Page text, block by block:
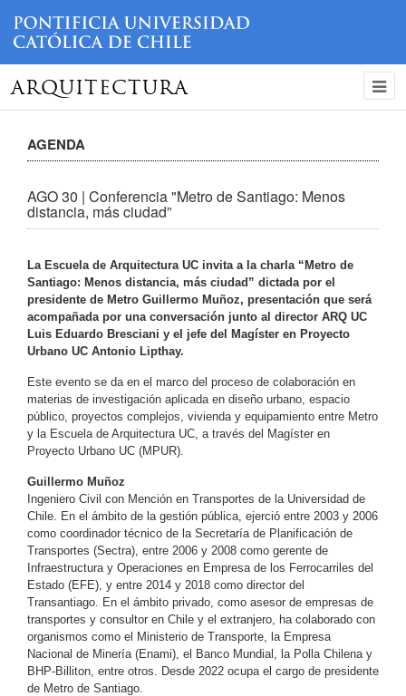
ARQUITECTURA
AGENDA
AGO 30 | Conferencia "Metro de Santiago: Menos
distancia, más ciudad”
La Escuela de Arquitectura UC invita a la charla “Metro de
Santiago: Menos distancia, más ciudad” dictada por el
presidente de Metro Guillermo Muñoz, presentación que será
acompañada por una conversación junto al director ARQ UC
Luis Eduardo Bresciani y el jefe del
Magíster en Proyecto
Urbano UC Antonio Lipthay.
Este evento se da en el marco del proceso de colaboración en
materias de investigación aplicada en diseño urbano, espacio
público, proyectos complejos, vivienda y equipamiento entre Metro
y la Escuela de Arquitectura UC, a través del Magíster en
Proyecto Urbano UC (MPUR).
Guillermo Muñoz
Ingeniero Civil con Mención en Transportes de la Universidad de
Chile. En el ámbito de la gestión pública, ejerció entre 2003 y 2006
como coordinador técnico de la Secretaría de Planificación de
Transportes (Sectra), entre 2006 y 2008 como gerente de
Infraestructura y Operaciones en Empresa de los Ferrocarriles del
Estado (EFE), y entre 2014 y 2018 como director del
Transantiago. En el ámbito privado, como asesor de empresas de
transportes y consultor en Chile y el extranjero, ha colaborado con
organismos como el Ministerio de Transporte, la Empresa
Nacional de Minería (Enami), el Banco Mundial, la Polla Chilena y
BHP-Billiton, entre otros. Desde 2022 ocupa el cargo de presidente
de Metro de Santiago.